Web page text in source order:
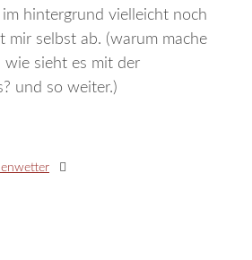
hintergrund vielleicht noch
mir selbst ab. (warum mache
wie sieht es mit der
und so weiter.)